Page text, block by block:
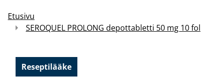
Etusivu
SEROQUEL PROLONG depottabletti 50 mg 10 fol
Reseptilääke